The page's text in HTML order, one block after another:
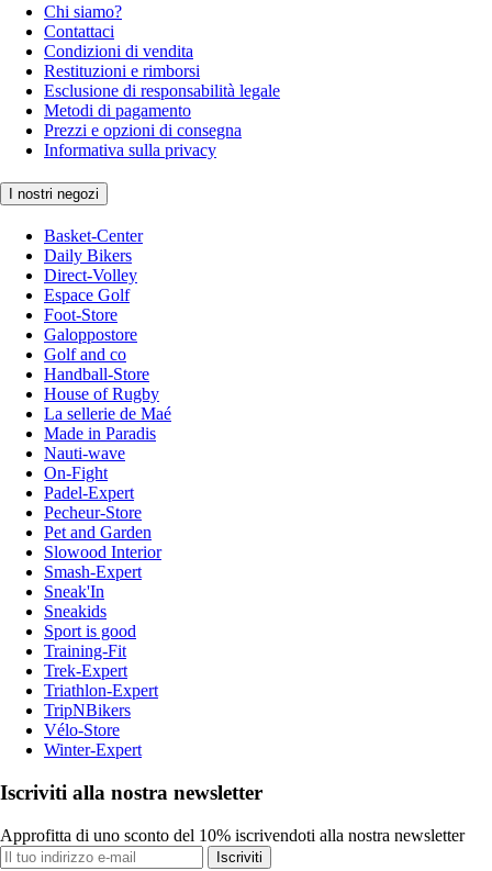
Chi siamo?
Contattaci
Condizioni di vendita
Restituzioni e rimborsi
Esclusione di responsabilità legale
Metodi di pagamento
Prezzi e opzioni di consegna
Informativa sulla privacy
I nostri negozi
Basket-Center
Daily Bikers
Direct-Volley
Espace Golf
Foot-Store
Galoppostore
Golf and co
Handball-Store
House of Rugby
La sellerie de Maé
Made in Paradis
Nauti-wave
On-Fight
Padel-Expert
Pecheur-Store
Pet and Garden
Slowood Interior
Smash-Expert
Sneak'In
Sneakids
Sport is good
Training-Fit
Trek-Expert
Triathlon-Expert
TripNBikers
Vélo-Store
Winter-Expert
Iscriviti alla nostra newsletter
Approfitta di uno sconto del 10% iscrivendoti alla nostra newsletter
Iscriviti